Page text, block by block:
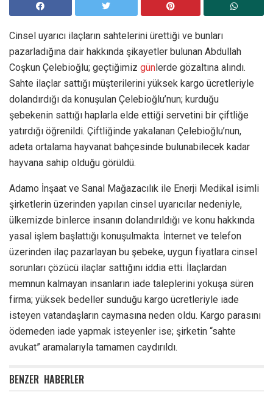
Cinsel uyarıcı ilaçların sahtelerini ürettiği ve bunları
pazarladığına dair hakkında şikayetler bulunan Abdullah
Coşkun Çelebioğlu; geçtiğimiz günlerde gözaltına alındı.
Sahte ilaçlar sattığı müşterilerini yüksek kargo ücretleriyle
dolandırdığı da konuşulan Çelebioğlu’nun; kurduğu
şebekenin sattığı haplarla elde ettiği servetini bir çiftliğe
yatırdığı öğrenildi. Çiftliğinde yakalanan Çelebioğlu’nun,
adeta ortalama hayvanat bahçesinde bulunabilecek kadar
hayvana sahip olduğu görüldü.
Adamo İnşaat ve Sanal Mağazacılık ile Enerji Medikal isimli
şirketlerin üzerinden yapılan cinsel uyarıcılar nedeniyle,
ülkemizde binlerce insanın dolandırıldığı ve konu hakkında
yasal işlem başlattığı konuşulmakta. İnternet ve telefon
üzerinden ilaç pazarlayan bu şebeke, uygun fiyatlara cinsel
sorunları çözücü ilaçlar sattığını iddia etti. İlaçlardan
memnun kalmayan insanların iade taleplerini yokuşa süren
firma; yüksek bedeller sunduğu kargo ücretleriyle iade
isteyen vatandaşların caymasına neden oldu. Kargo parasını
ödemeden iade yapmak isteyenler ise; şirketin “sahte
avukat” aramalarıyla tamamen caydırıldı.
BENZER HABERLER